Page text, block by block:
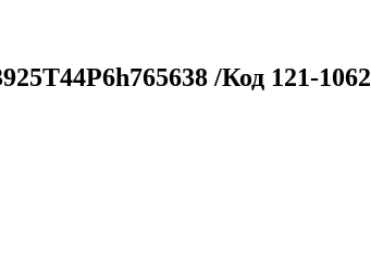
/Код 121-1062